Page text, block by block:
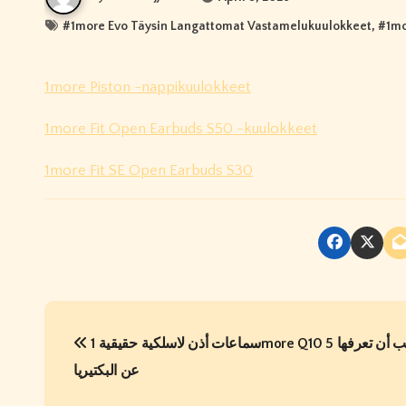
#1more Evo Täysin Langattomat Vastamelukuulokkeet, #
1more Piston -nappikuulokkeet
1more Fit Open Earbuds S50 -kuulokkeet
1more Fit SE Open Earbuds S30
P
سماعات أذن لاسلكية حقيقية 1more Q10 5 أشياء يجب أن تعرفها
عن البكتيريا